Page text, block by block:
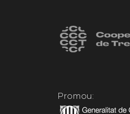
Promou: